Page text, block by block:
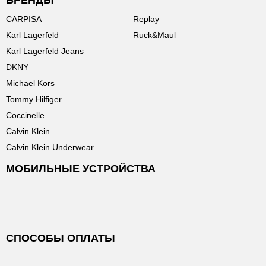
CARPISA
Karl Lagerfeld
Karl Lagerfeld Jeans
DKNY
Michael Kors
Tommy Hilfiger
Coccinelle
Calvin Klein
Calvin Klein Underwear
Replay
Ruck&Maul
МОБИЛЬНЫЕ УСТРОЙСТВА
СПОСОБЫ ОПЛАТЫ